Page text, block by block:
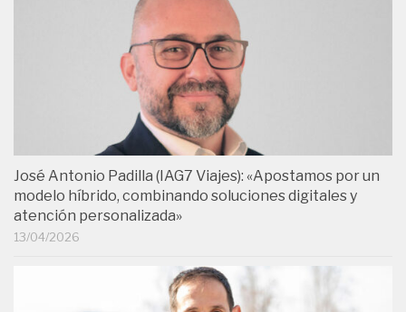
José Antonio Padilla (IAG7 Viajes): «Apostamos por un
modelo híbrido, combinando soluciones digitales y
atención personalizada»
13/04/2026